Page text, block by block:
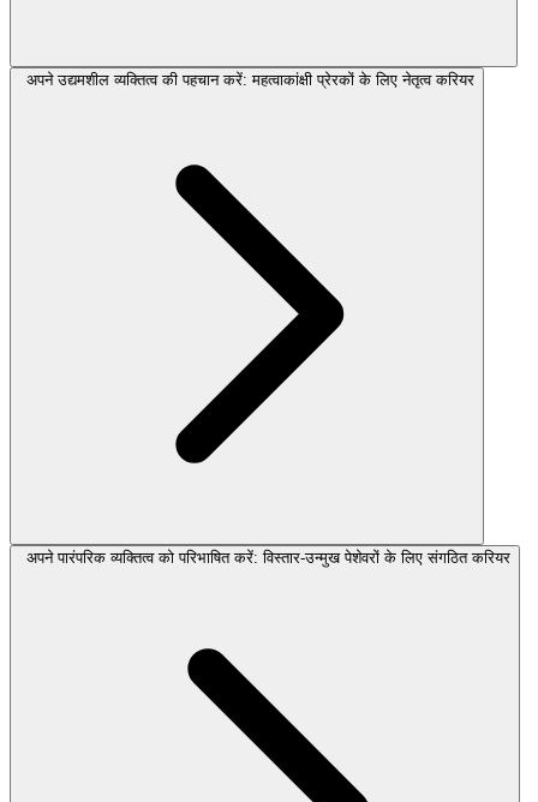
अपने उद्यमशील व्यक्तित्व की पहचान करें: महत्वाकांक्षी प्रेरकों के लिए नेतृत्व करियर
अपने पारंपरिक व्यक्तित्व को परिभाषित करें: विस्तार-उन्मुख पेशेवरों के लिए संगठित करियर